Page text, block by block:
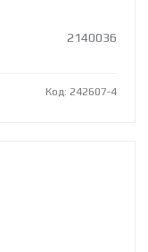
2140036
Код: 242607-4